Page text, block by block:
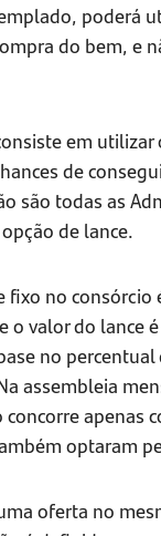
poderá
do bem, e
em
de
são todas as
de lance.
fixo no consórcio
o valor do lance
no
assembleia
concorre apenas
optaram
oferta no